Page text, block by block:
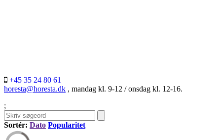
+45 35 24 80 61
horesta@horesta.dk , mandag kl. 9-12 / onsdag kl. 12-16.
;
Sortér: Dato Popularitet